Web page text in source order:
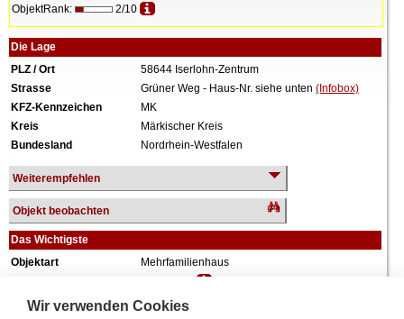
Wir verwenden Cookies
ObjektRank:
2/10
Die Lage
PLZ / Ort
58644 Iserlohn-Zentrum
Strasse
Grüner Weg - Haus-Nr. siehe unten (Infobox)
KFZ-Kennzeichen
MK
Kreis
Märkischer Kreis
Bundesland
Nordrhein-Westfalen
Weiterempfehlen
Objekt beobachten
Das Wichtigste
Objektart
Mehrfamilienhaus
Wiederholungstermin
Nein